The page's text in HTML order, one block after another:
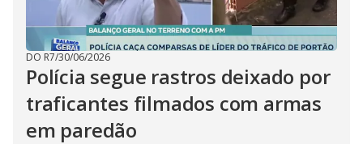
DO R7/30/06/2026
Polícia segue rastros deixado por
traficantes filmados com armas
em paredão